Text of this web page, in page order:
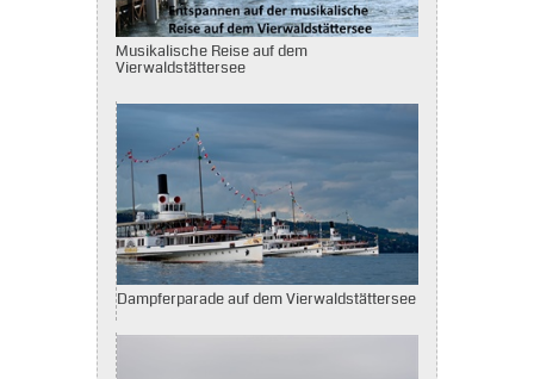
Musikalische Reise auf dem
Vierwaldstättersee
Dampferparade auf dem Vierwaldstättersee